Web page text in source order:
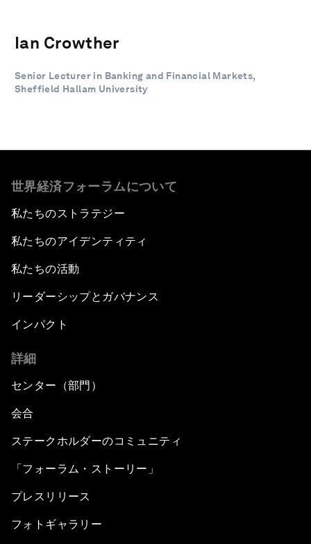
Ian Crowther
Senior Lecturer in Banking and Financial Markets,
Sheffield Hallam University
世界経済フォーラムについて
私たちのストラテジー
私たちのアイデンティティ
私たちの活動
リーダーシップとガバナンス
インパクト
詳細
センター（部門）
会合
ステークホルダーのコミュニティ
「フォーラム・ストーリー」
プレスリリース
フォトギャラリー